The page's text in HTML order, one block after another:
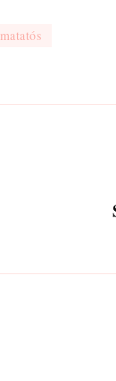
matatós